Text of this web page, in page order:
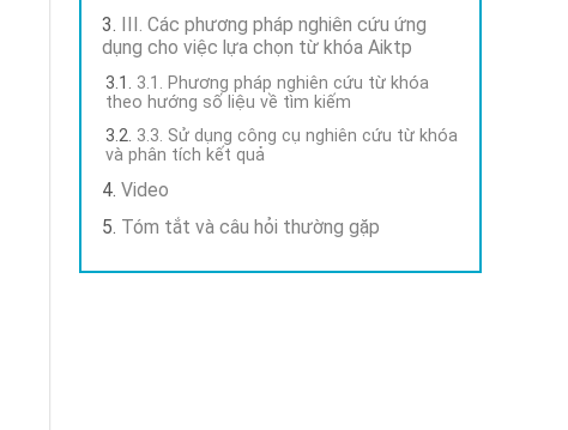
III. Các phương pháp nghiên cứu ứng
dụng cho việc lựa chọn từ khóa Aiktp
3.1. Phương pháp nghiên cứu từ khóa
theo hướng số liệu về tìm kiếm
3.3. Sử dụng công cụ nghiên cứu từ khóa
và phân tích kết quả
Video
Tóm tắt và câu hỏi thường gặp